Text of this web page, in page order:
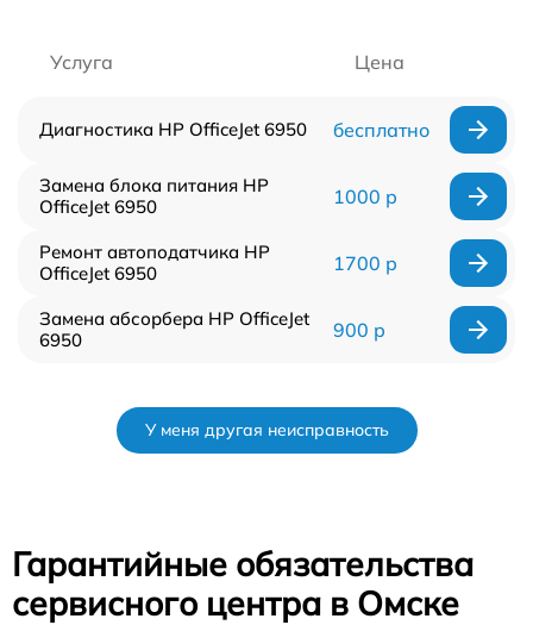
Услуга Цена
Диагностика HP OfficeJet 6950 бесплатно
Замена блока питания HP
OfficeJet 6950
1000 р
Ремонт автоподатчика HP
OfficeJet 6950
1700 р
Замена абсорбера HP OfficeJet
6950
900 р
У меня другая неисправность
Гарантийные обязательства
сервисного центра в Омске